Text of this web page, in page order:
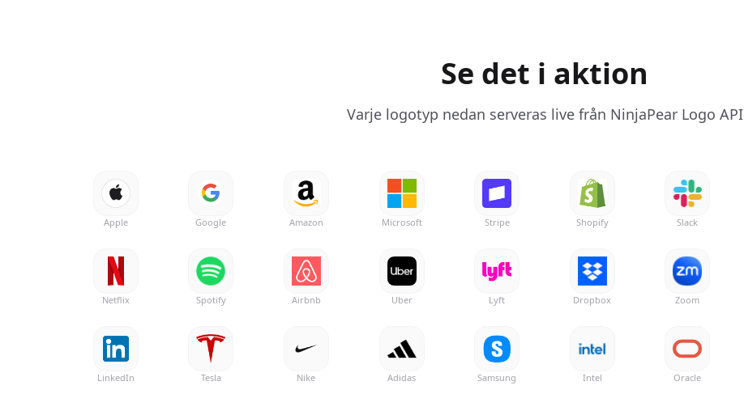
Se det i aktion
Varje logotyp nedan serveras live från NinjaPear Logo API
Apple Google Amazon Microsoft Stripe Shopify Slack
Netflix Spotify Airbnb Uber Lyft Dropbox Zoom
LinkedIn Tesla Nike Adidas Samsung Intel Oracle